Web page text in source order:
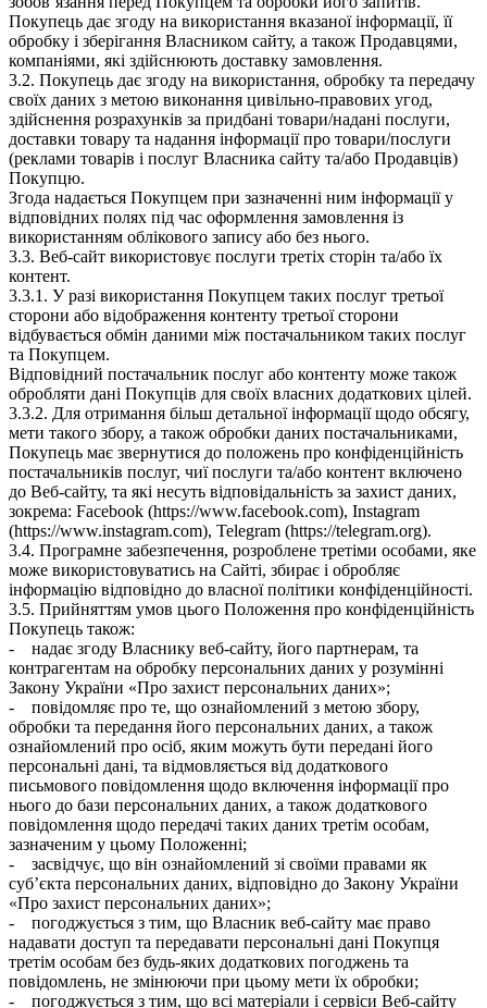
Покупець дає згоду на використання вказаної інформації, її
обробку і зберігання Власником сайту, а також Продавцями,
компаніями, які здійснюють доставку замовлення.
3.2. Покупець дає згоду на використання, обробку та передачу
своїх даних з метою виконання цивільно-правових угод,
здійснення розрахунків за придбані товари/надані послуги,
доставки товару та надання інформації про товари/послуги
(реклами товарів і послуг Власника сайту та/або Продавців)
Покупцю.
Згода надається Покупцем при зазначенні ним інформації у
відповідних полях під час оформлення замовлення із
використанням облікового запису або без нього.
3.3. Веб-сайт використовує послуги третіх сторін та/або їх
контент.
3.3.1. У разі використання Покупцем таких послуг третьої
сторони або відображення контенту третьої сторони
відбувається обмін даними між постачальником таких послуг
та Покупцем.
Відповідний постачальник послуг або контенту може також
обробляти дані Покупців для своїх власних додаткових цілей.
3.3.2. Для отримання більш детальної інформації щодо обсягу,
мети такого збору, а також обробки даних постачальниками,
Покупець має звернутися до положень про конфіденційність
постачальників послуг, чиї послуги та/або контент включено
до Веб-сайту, та які несуть відповідальність за захист даних,
зокрема: Facebook (https://www.facebook.com), Instagram
(https://www.instagram.com), Telegram (https://telegram.org).
3.4. Програмне забезпечення, розроблене третіми особами, яке
може використовуватись на Сайті, збирає і обробляє
інформацію відповідно до власної політики конфіденційності.
3.5. Прийняттям умов цього Положення про конфіденційність
Покупець також:
- надає згоду Власнику веб-сайту, його партнерам, та
контрагентам на обробку персональних даних у розумінні
Закону України «Про захист персональних даних»;
- повідомляє про те, що ознайомлений з метою збору,
обробки та передання його персональних даних, а також
ознайомлений про осіб, яким можуть бути передані його
персональні дані, та відмовляється від додаткового
письмового повідомлення щодо включення інформації про
нього до бази персональних даних, а також додаткового
повідомлення щодо передачі таких даних третім особам,
зазначеним у цьому Положенні;
- засвідчує, що він ознайомлений зі своїми правами як
суб’єкта персональних даних, відповідно до Закону України
«Про захист персональних даних»;
- погоджується з тим, що Власник веб-сайту має право
надавати доступ та передавати персональні дані Покупця
третім особам без будь-яких додаткових погоджень та
повідомлень, не змінюючи при цьому мети їх обробки;
- погоджується з тим, що всі матеріали і сервіси Веб-сайту